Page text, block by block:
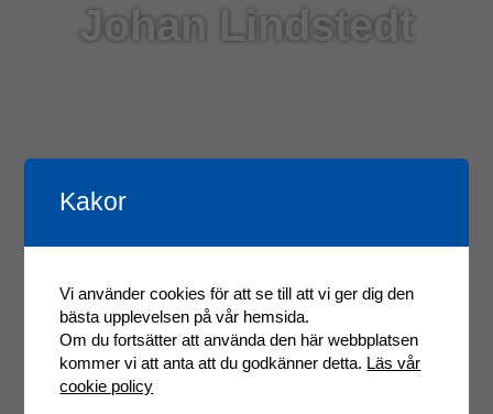
Johan Lindstedt
Kakor
Vi använder cookies för att se till att vi ger dig den
bästa upplevelsen på vår hemsida.
Om du fortsätter att använda den här webbplatsen
kommer vi att anta att du godkänner detta. Läs vår
cookie policy